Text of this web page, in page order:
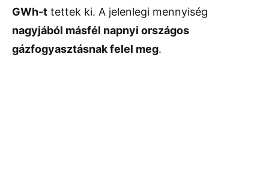
GWh-t tettek ki. A jelenlegi mennyiség
nagyjából másfél napnyi országos
gázfogyasztásnak felel meg.